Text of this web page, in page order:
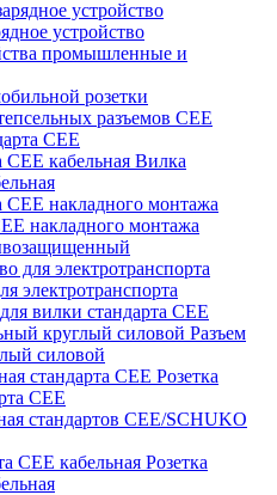
устройство
промышленные и
розетки
разъемов CEE
CEE
Вилка
накладного монтажа
для электротранспорта
электротранспорта
вилки стандарта CEE
Разъем
силовой
Розетка
CEE
стандартов CEE/SCHUKO
Розетка